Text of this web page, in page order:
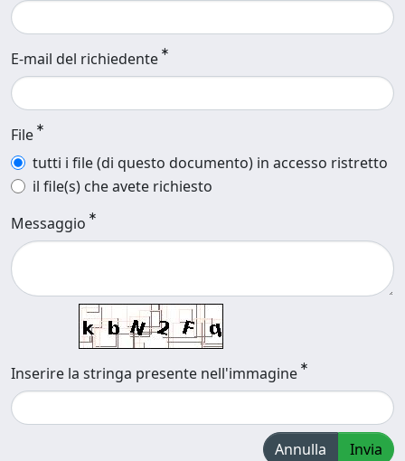
E-mail del richiedente
File
tutti i file (di questo documento) in accesso ristretto
il file(s) che avete richiesto
Messaggio
Inserire la stringa presente nell'immagine
Annulla Invia